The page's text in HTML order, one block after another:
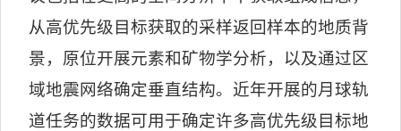
从高优先级目标获取的采样返回样本的地质背
景，原位开展元素和矿物学分析，以及通过区
域地震网络确定垂直结构。近年开展的月球轨
道任务的数据可用于确定许多高优先级目标地